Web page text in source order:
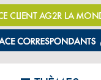
CLIENT AG2R LA